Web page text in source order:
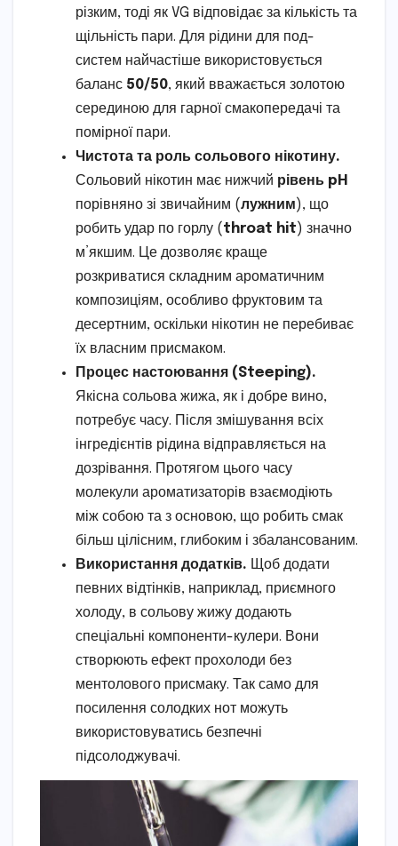
різким, тоді як VG відповідає за кількість та
щільність пари. Для рідини для под-
систем найчастіше використовується
баланс 50/50, який вважається золотою
серединою для гарної смакопередачі та
помірної пари.
Чистота та роль сольового нікотину.
Сольовий нікотин має нижчий рівень pH
порівняно зі звичайним (лужним), що
робить удар по горлу (throat hit) значно
м’якшим. Це дозволяє краще
розкриватися складним ароматичним
композиціям, особливо фруктовим та
десертним, оскільки нікотин не перебиває
їх власним присмаком.
Процес настоювання (Steeping).
Якісна сольова жижа, як і добре вино,
потребує часу. Після змішування всіх
інгредієнтів рідина відправляється на
дозрівання. Протягом цього часу
молекули ароматизаторів взаємодіють
між собою та з основою, що робить смак
більш цілісним, глибоким і збалансованим.
Використання додатків. Щоб додати
певних відтінків, наприклад, приємного
холоду, в сольову жижу додають
спеціальні компоненти-кулери. Вони
створюють ефект прохолоди без
ментолового присмаку. Так само для
посилення солодких нот можуть
використовуватись безпечні
підсолоджувачі.